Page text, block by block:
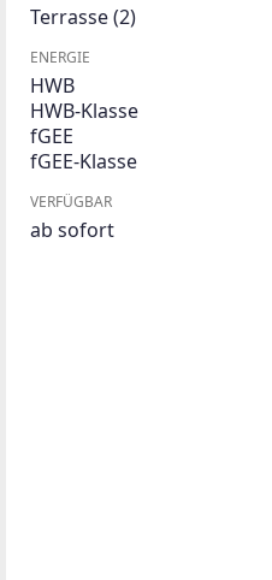
Terrasse(2)
ENERGIE
HWB
HWB-Klasse
fGEE
fGEE-Klasse
VERFÜGBAR
ab sofort